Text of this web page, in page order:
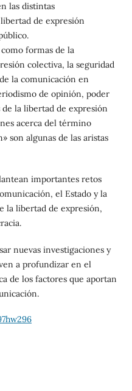
las distintas
de expresión
formas de la
colectiva, la seguridad
la comunicación en
de opinión, poder
la libertad de expresión
acerca del término
son algunas de las aristas
importantes retos
el Estado y la
la libertad de expresión,
nuevas investigaciones y
a profundizar en el
de los factores que aportan